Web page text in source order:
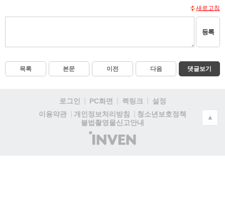
새로고침
등록
목록 본문 이전 다음 댓글보기
로그인 PC화면 퀵링크
설정
이용약관
개인정보처리방침
청소년보호정책
불법촬영물신고안내
(주)
인
▲